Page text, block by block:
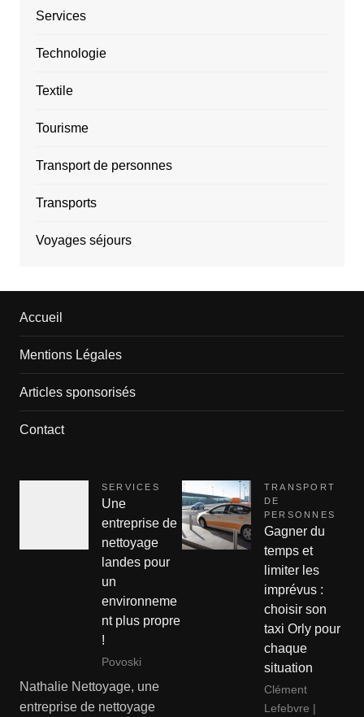
Services
Technologie
Textile
Tourisme
Transport de personnes
Transports
Voyages séjours
Accueil
Mentions Légales
Articles sponsorisés
Contact
SERVICES
Une
entreprise de
nettoyage
landes pour
un
environneme
nt plus propre
!
Povoski
Nathalie Nettoyage, une
entreprise de nettoyage
TRANSPORT
DE
PERSONNES
Gagner du
temps et
limiter les
imprévus :
choisir son
taxi Orly pour
chaque
situation
Clément
Lefebvre |